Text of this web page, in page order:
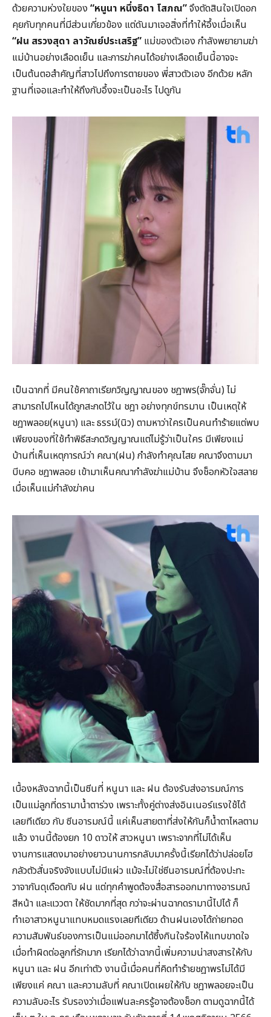
ด้วยความห่วงใยของ “หนูนา หนึ่งธิดา โสภณ”จึงตัดสินใจเปิดอก
คุยกับทุกคนที่มีส่วนเกี่ยวข้อง แต่ดันมาเจอสิ่งที่ทำให้อึ้งเมื่อเห็น
“ฝน สรวงสุดา ลาวัณย์ประเสริฐ” แม่ของตัวเอง กำลังพยายามฆ่า
แม่บ้านอย่างเลือดเย็น และการฆ่าคนได้อย่างเลือดเย็นนี้อาจจะ
เป็นต้นตอสำคัญที่สาวไปถึงการตายของ พี่สาวตัวเอง อีกด้วย หลัก
ฐานที่เจอและทำให้ถึงกับอึ้งจะเป็นอะไร ไปดูกัน
เป็นฉากที่ มีคนใช้คาถาเรียกวิญญาณของ ชฎาพร(จั๊กจั่น) ไม่
สามารถไปไหนได้ถูกสะกดไว้ใน ชฎา อย่างทุกข์ทรมาน เป็นเหตุให้
ชฎาพลอย(หนูนา) และ ธรรม์(นิว) ตามหาว่าใครเป็นคนทำร้ายแต่พบ
เพียงของที่ใช้ทำพิธีสะกดวิญญาณแต่ไม่รู้ว่าเป็นใคร มีเพียงแม่
บ้านที่เห็นเหตุการณ์ว่า คณา(ฝน) กำลังทำคุณไสย คณาจึงตามมา
บีบคอ ชฎาพลอย เข้ามาเห็นคณากำลังฆ่าแม่บ้าน จึงช็อกหัวใจสลาย
เมื่อเห็นแม่กำลังฆ่าคน
เบื้องหลังฉากนี้เป็นซีนที่ หนูนา และ ฝน ต้องรับส่งอารมณ์การ
เป็นแม่ลูกที่ดรามาน้ำตาร่วง เพราะทั้งคู่ต่างส่งอินเนอร์แรงใช้ได้
เลยทีเดียว กับ ซีนอารมณ์นี้ แค่เห็นสายตาที่ส่งให้กันก็น้ำตาไหลตาม
แล้ว งานนี้ต้องยก 10 ดาวให้ สาวหนูนา เพราะจากที่ไม่ได้เห็น
งานการแสดงมาอย่างยาวนานการกลับมาครั้งนี้เรียกได้ว่าปล่อยโฮ
กลัวตัวสั่นจริงจังแบบไม่มีแผ่ว แม้จะไม่ใช่ซีนอารมณ์ที่ต้องปะทะ
วาจากันดุเดือดกับ ฝน แต่ทุกคำพูดต้องสื่อสารออกมาทางอารมณ์
สีหน้า และแววตา ให้ชัดมากที่สุด กว่าจะผ่านฉากดรามานี้ไปได้ ก็
ทำเอาสาวหนูนาแทบหมดแรงเลยทีเดียว ด้านฝนเองได้ถ่ายทอด
ความสัมพันธ์ของการเป็นแม่ออกมาได้ซึ้งกินใจร้องไห้แทบขาดใจ
เมื่อทำผิดต่อลูกที่รักมาก เรียกได้ว่าฉากนี้เพิ่มความน่าสงสารให้กับ
หนูนา และ ฝน อีกเท่าตัว งานนี้เมื่อคนที่คิดทำร้ายชฎาพรไม่ได้มี
เพียงแค่ คณา และความลับที่ คณาเปิดเผยให้กับ ชฎาพลอยจะเป็น
ความลับอะไร รับรองว่าเมื่อแฟนละครรู้อาจต้องช็อก ตามดูฉากนี้ได้